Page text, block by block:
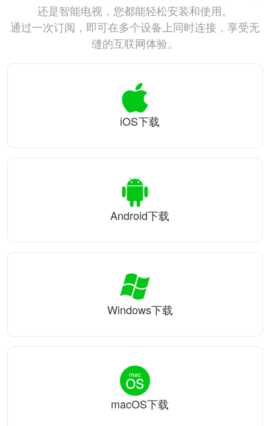
还是智能电视，您都能轻松安装和使用。
通过一次订阅，即可在多个设备上同时连接，享受无
缝的互联网体验。
iOS下载
Android下载
Windows下载
macOS下载